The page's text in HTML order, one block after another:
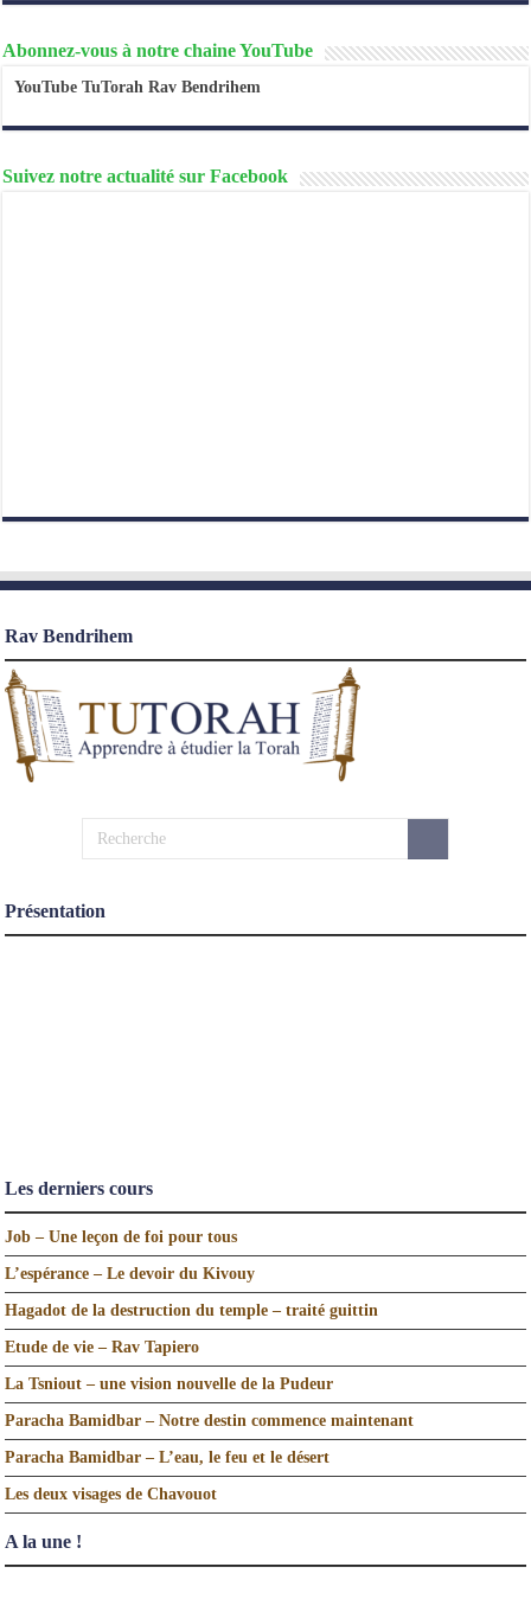
Abonnez-vous à notre chaine YouTube
YouTube TuTorah Rav Bendrihem
Suivez notre actualité sur Facebook
Rav Bendrihem
Présentation
Les derniers cours
Job – Une leçon de foi pour tous
L’espérance – Le devoir du Kivouy
Hagadot de la destruction du temple – traité guittin
Etude de vie – Rav Tapiero
La Tsniout – une vision nouvelle de la Pudeur
Paracha Bamidbar – Notre destin commence maintenant
Paracha Bamidbar – L’eau, le feu et le désert
Les deux visages de Chavouot
A la une !